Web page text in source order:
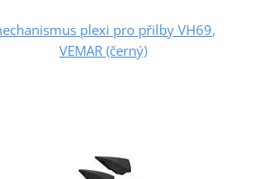
plexi pro přilby VH69,
VEMAR (černý)